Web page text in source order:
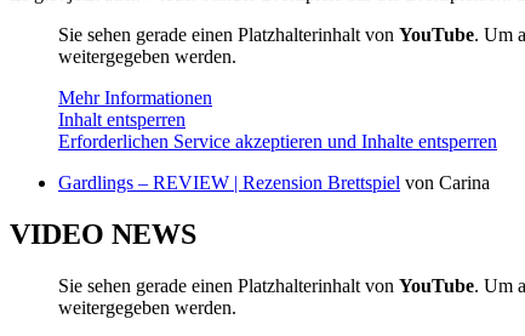
Sie sehen gerade einen Platzhalterinhalt von YouTube. Um
weitergegeben werden.
Mehr Informationen
Inhalt entsperren
Erforderlichen Service akzeptieren und Inhalte entsperren
Gardlings – REVIEW | Rezension Brettspiel von Carina
VIDEO NEWS
Sie sehen gerade einen Platzhalterinhalt von YouTube. Um
weitergegeben werden.